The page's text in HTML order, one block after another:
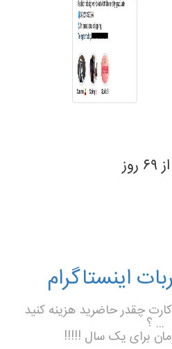
روز
ربات اینستاگرام
کسب و کارت چقدر حاضرید هزینه کنید
... ؟